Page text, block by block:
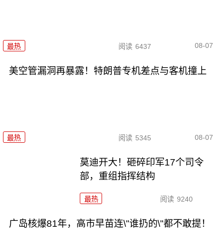
最热 阅读 6437 08-07
美空管漏洞再暴露！特朗普专机差点与客机撞上
最热 阅读 5345 08-07
莫迪开大！砸碎印军17个司令
部，重组指挥结构
最热 阅读 9240
广岛核爆81年，高市早苗连\"谁扔的\"都不敢提！